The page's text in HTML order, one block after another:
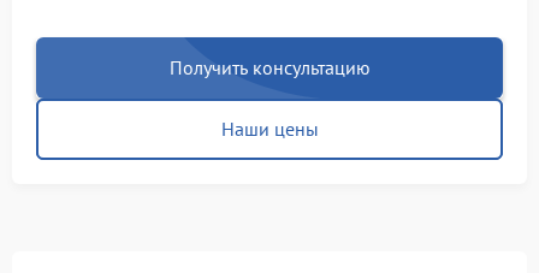
Получить консультацию
Наши цены